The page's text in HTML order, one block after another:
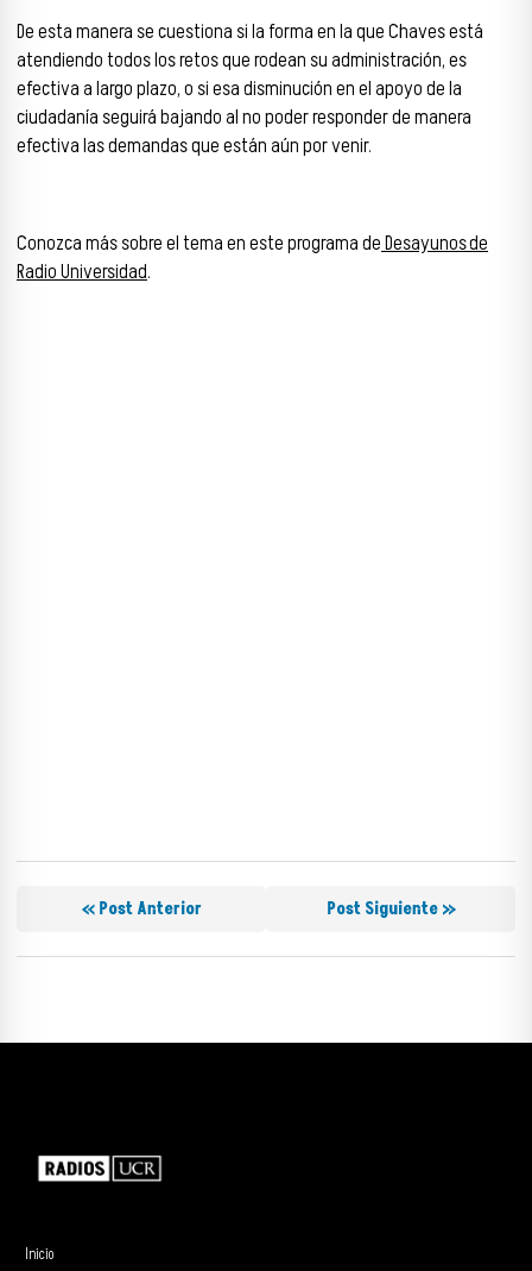
De esta manera se cuestiona si la forma en la que Chaves está
atendiendo todos los retos que rodean su administración, es
efectiva a largo plazo, o si esa disminución en el apoyo de la
ciudadanía seguirá bajando al no poder responder de manera
efectiva las demandas que están aún por venir.
Conozca más sobre el tema en este programa deDesayunos de
Radio Universidad.
« Post Anterior Post Siguiente »
Inicio